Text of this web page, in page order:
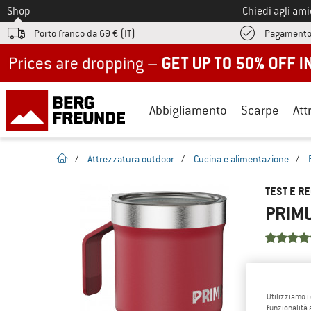
Allo
Shop Chiedi agli
Porto franco da 69 € (IT)
Abbigliamento Scarpe
pagina iniziale
/ Attrezzatura outdoor / Cucina e alimentazione /
TEST E
articolo?
Utilizziamo i
funzionalità